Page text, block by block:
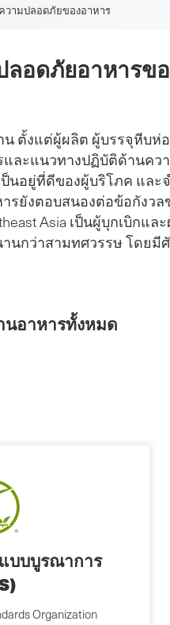
ความปลอดภัยของอาหาร
อดภัยอาหารข
ตั้งแต่ผู้ผลิต ผู้บรรจุหีบห่
ละแนวทางปฏิบัติด้านค
อยู่ที่ดีของผู้บริโภค และ
รยังตอบสนองต่อข้อกังว
Asia เป็นผู้บุกเบิกแ
นกว่าสามทศวรรษ โดยมี
อาหารทั้งหมด
บบบูรณาการ
Organization